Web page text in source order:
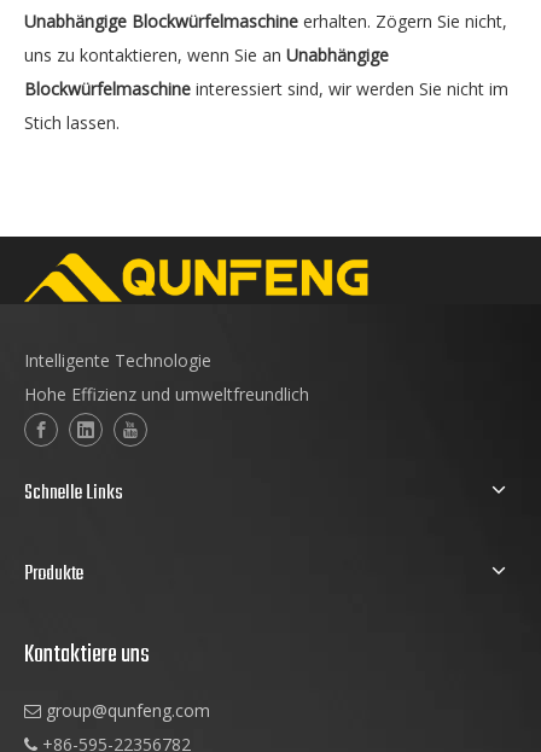
Unabhängige Blockwürfelmaschine erhalten. Zögern Sie nicht,
uns zu kontaktieren, wenn Sie an Unabhängige
Blockwürfelmaschine interessiert sind, wir werden Sie nicht im
Stich lassen.
Intelligente Technologie
Hohe Effizienz und umweltfreundlich
Schnelle Links
Produkte
Kontaktiere uns
 group@qunfeng.com
 +86-595-22356782